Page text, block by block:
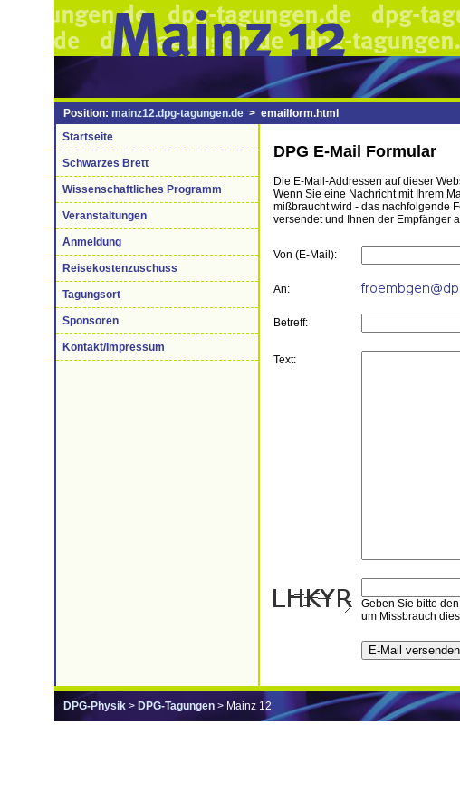
Position: mainz12.dpg-tagungen.de > emailform.html
Startseite
Schwarzes Brett
Wissenschaftliches Programm
Veranstaltungen
Anmeldung
Reisekostenzuschuss
Tagungsort
Sponsoren
Kontakt/Impressum
DPG E-Mail Formular
Die E-Mail-Addressen auf dieser
Wenn Sie eine Nachricht mit Ihrem
mißbraucht wird - das nachfolgende
versendet und Ihnen der Empfänger
Von (E-Mail):
An:
Betreff:
Text:
Geben Sie bitte
um Missbrauch
DPG-Physik > DPG-Tagungen > Mainz 12